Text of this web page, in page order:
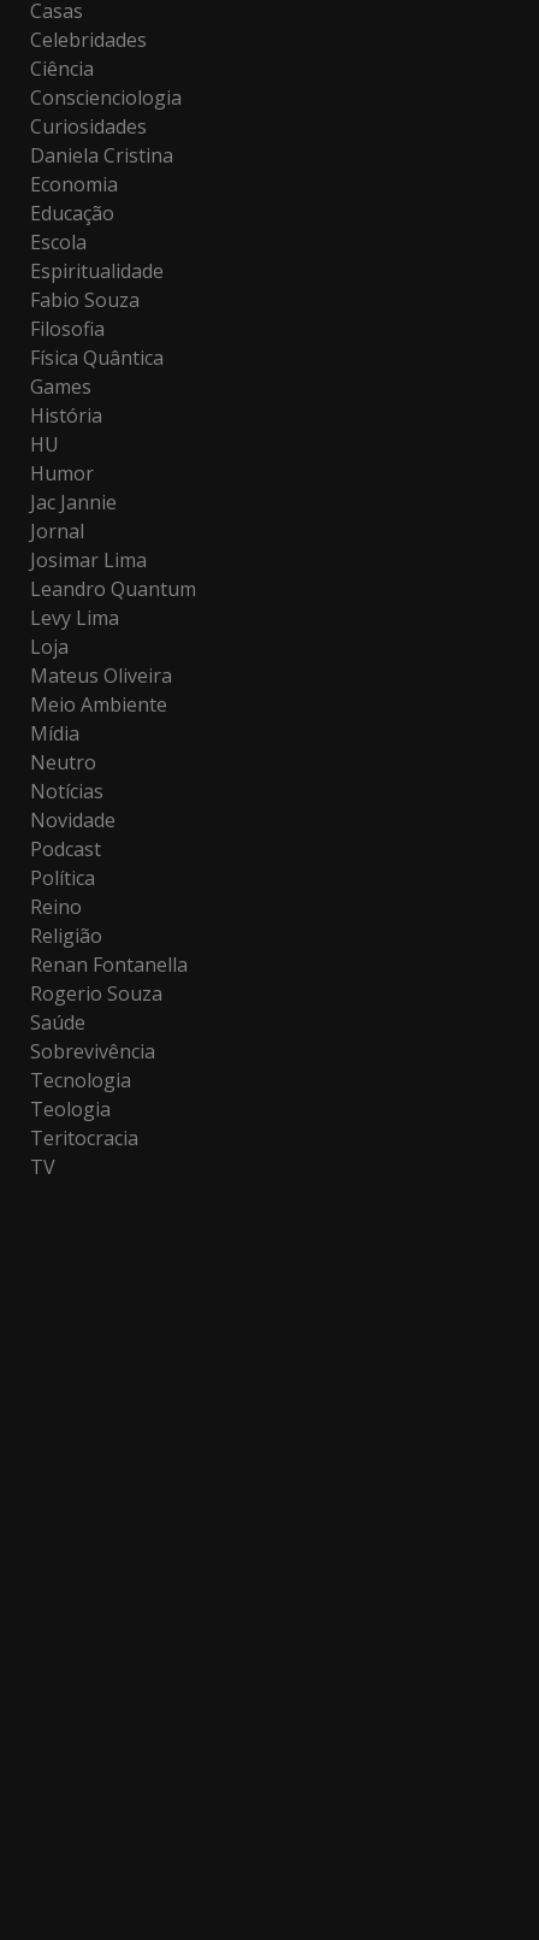
Casas
Celebridades
Ciência
Conscienciologia
Curiosidades
Daniela Cristina
Economia
Educação
Escola
Espiritualidade
Fabio Souza
Filosofia
Física Quântica
Games
História
HU
Humor
Jac Jannie
Jornal
Josimar Lima
Leandro Quantum
Levy Lima
Loja
Mateus Oliveira
Meio Ambiente
Mídia
Neutro
Notícias
Novidade
Podcast
Política
Reino
Religião
Renan Fontanella
Rogerio Souza
Saúde
Sobrevivência
Tecnologia
Teologia
Teritocracia
TV